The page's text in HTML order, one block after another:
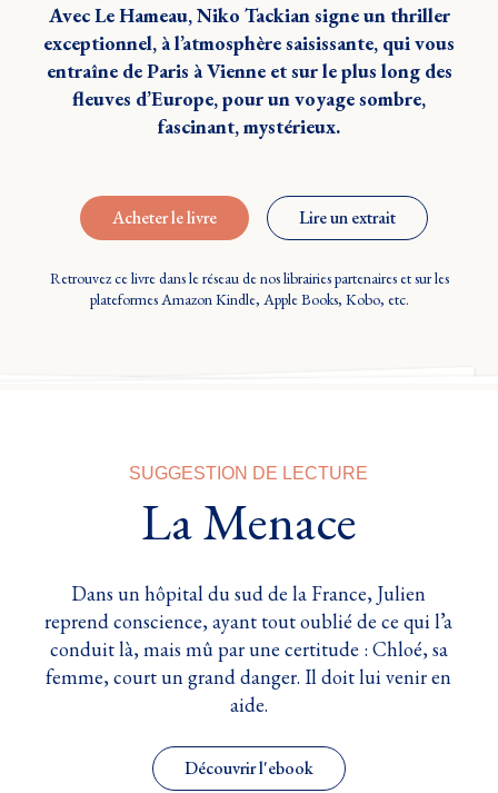
Avec Le Hameau, Niko Tackian signe un thriller
exceptionnel, à l’atmosphère saisissante, qui vous
entraîne de Paris à Vienne et sur le plus long des
fleuves d’Europe, pour un voyage sombre,
fascinant, mystérieux.
Acheter le livre Lire un extrait
Retrouvez ce livre dans le réseau de nos librairies partenaires et sur les
plateformes Amazon Kindle, Apple Books, Kobo, etc.
SUGGESTION DE LECTURE
La Menace
Dans un hôpital du sud de la France, Julien
reprend conscience, ayant tout oublié de ce qui l’a
conduit là, mais mû par une certitude : Chloé, sa
femme, court un grand danger. Il doit lui venir en
aide.
Découvrir l'ebook